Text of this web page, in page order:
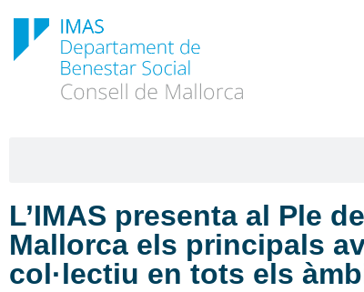
L’IMAS presenta al Ple
Mallorca els principals
col·lectiu en tots els